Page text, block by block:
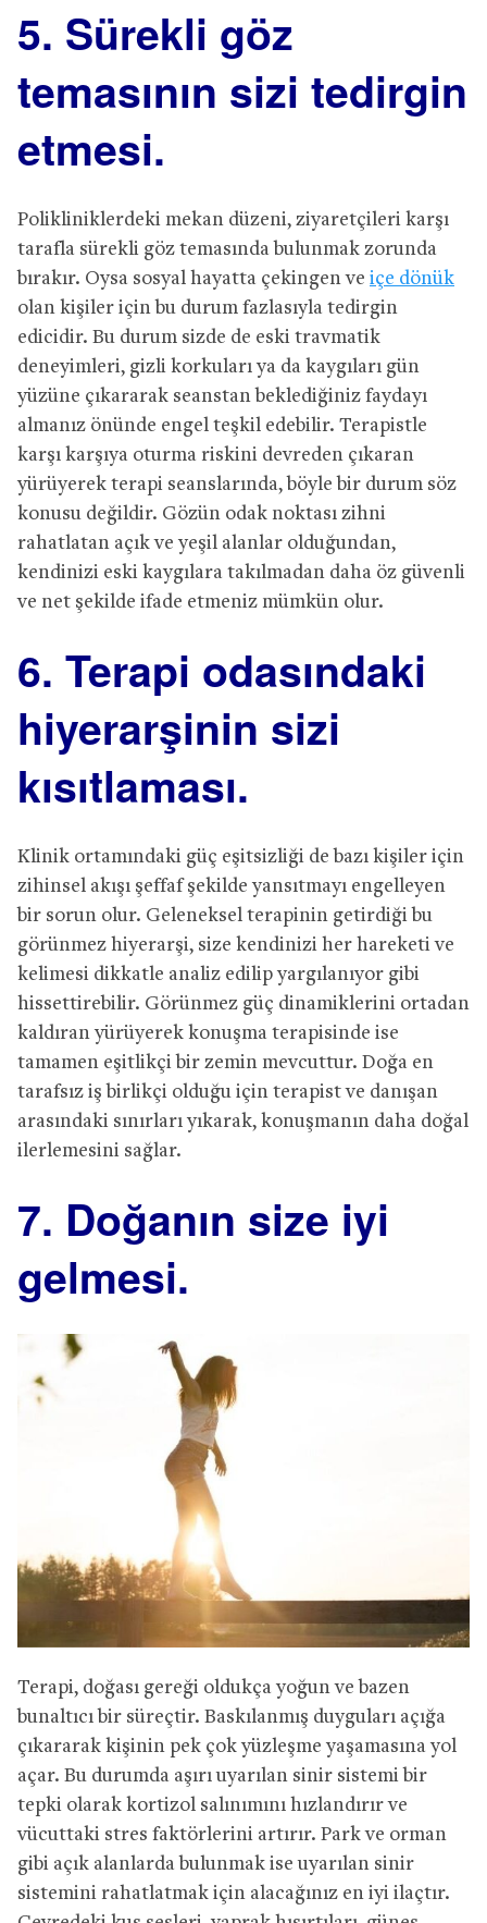
5. Sürekli göz
temasının sizi tedirgin
etmesi.
Polikliniklerdeki mekan düzeni, ziyaretçileri karşı
tarafla sürekli göz temasında bulunmak zorunda
bırakır. Oysa sosyal hayatta çekingen ve içe dönük
olan kişiler için bu durum fazlasıyla tedirgin
edicidir. Bu durum sizde de eski travmatik
deneyimleri, gizli korkuları ya da kaygıları gün
yüzüne çıkararak seanstan beklediğiniz faydayı
almanız önünde engel teşkil edebilir. Terapistle
karşı karşıya oturma riskini devreden çıkaran
yürüyerek terapi seanslarında, böyle bir durum söz
konusu değildir. Gözün odak noktası zihni
rahatlatan açık ve yeşil alanlar olduğundan,
kendinizi eski kaygılara takılmadan daha öz güvenli
ve net şekilde ifade etmeniz mümkün olur.
6. Terapi odasındaki
hiyerarşinin sizi
kısıtlaması.
Klinik ortamındaki güç eşitsizliği de bazı kişiler için
zihinsel akışı şeffaf şekilde yansıtmayı engelleyen
bir sorun olur. Geleneksel terapinin getirdiği bu
görünmez hiyerarşi, size kendinizi her hareketi ve
kelimesi dikkatle analiz edilip yargılanıyor gibi
hissettirebilir. Görünmez güç dinamiklerini ortadan
kaldıran yürüyerek konuşma terapisinde ise
tamamen eşitlikçi bir zemin mevcuttur. Doğa en
tarafsız iş birlikçi olduğu için terapist ve danışan
arasındaki sınırları yıkarak, konuşmanın daha doğal
ilerlemesini sağlar.
7. Doğanın size iyi
gelmesi.
Terapi, doğası gereği oldukça yoğun ve bazen
bunaltıcı bir süreçtir. Baskılanmış duyguları açığa
çıkararak kişinin pek çok yüzleşme yaşamasına yol
açar. Bu durumda aşırı uyarılan sinir sistemi bir
tepki olarak kortizol salınımını hızlandırır ve
vücuttaki stres faktörlerini artırır. Park ve orman
gibi açık alanlarda bulunmak ise uyarılan sinir
sistemini rahatlatmak için alacağınız en iyi ilaçtır.